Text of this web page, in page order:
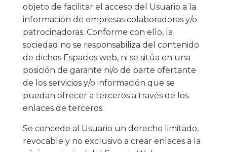
objeto de facilitar el acceso del Usuario a la
información de empresas colaboradoras y/o
patrocinadoras. Conforme con ello, la
sociedad no se responsabiliza del contenido
de dichos Espacios web, ni se sitúa en una
posición de garante ni/o de parte ofertante
de los servicios y/o información que se
puedan ofrecer a terceros a través de los
enlaces de terceros.
Se concede al Usuario un derecho limitado,
revocable y no exclusivo a crear enlaces a la